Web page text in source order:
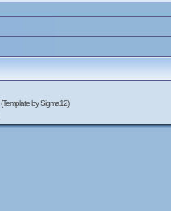
(Template by Sigma12)